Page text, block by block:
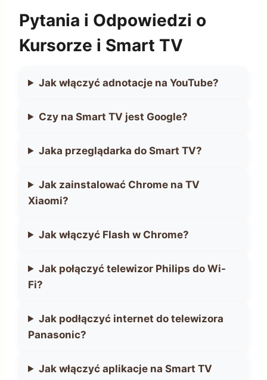
Pytania i Odpowiedzi o
Kursorze i Smart TV
Jak włączyć adnotacje na YouTube?
Czy na Smart TV jest Google?
Jaka przeglądarka do Smart TV?
Jak zainstalować Chrome na TV
Xiaomi?
Jak włączyć Flash w Chrome?
Jak połączyć telewizor Philips do Wi-
Fi?
Jak podłączyć internet do telewizora
Panasonic?
Jak włączyć aplikacje na Smart TV